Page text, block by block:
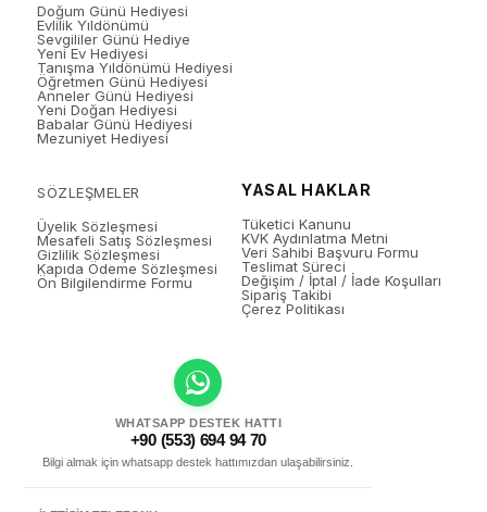
Doğum Günü Hediyesi
Evlilik Yıldönümü
Sevgililer Günü Hediye
Yeni Ev Hediyesi
Tanışma Yıldönümü Hediyesi
Öğretmen Günü Hediyesi
Anneler Günü Hediyesi
Yeni Doğan Hediyesi
Babalar Günü Hediyesi
Mezuniyet Hediyesi
SÖZLEŞMELER
Üyelik Sözleşmesi
Mesafeli Satış Sözleşmesi
Gizlilik Sözleşmesi
Kapıda Ödeme Sözleşmesi
Ön Bilgilendirme Formu
YASAL HAKLAR
Tüketici Kanunu
KVK Aydınlatma Metni
Veri Sahibi Başvuru Formu
Teslimat Süreci
Değişim / İptal / İade Koşulları
Sipariş Takibi
Çerez Politikası
WHATSAPP DESTEK HATTI
+90 (553) 694 94 70
Bilgi almak için whatsapp destek hattımızdan ulaşabilirsiniz.